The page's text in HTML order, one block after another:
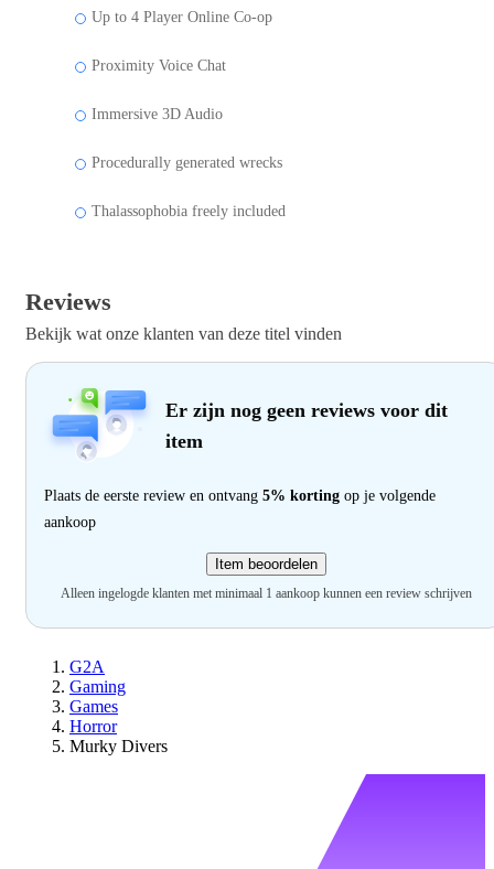
Up to 4 Player Online Co-op
Proximity Voice Chat
Immersive 3D Audio
Procedurally generated wrecks
Thalassophobia freely included
Reviews
Bekijk wat onze klanten van deze titel vinden
Er zijn nog geen reviews voor dit
item
Plaats de eerste review en ontvang 5% korting op je volgende
aankoop
Item beoordelen
Alleen ingelogde klanten met minimaal 1 aankoop kunnen een review schrijven
G2A
Gaming
Games
Horror
Murky Divers